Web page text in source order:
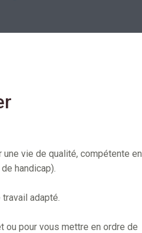
une vie de qualité, compétente en
handicap).
adapté.
ou pour vous mettre en ordre de